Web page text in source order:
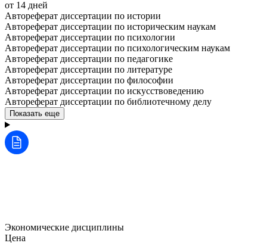
от 14 дней
Автореферат диссертации по истории
Автореферат диссертации по историческим наукам
Автореферат диссертации по психологии
Автореферат диссертации по психологическим наукам
Автореферат диссертации по педагогике
Автореферат диссертации по литературе
Автореферат диссертации по философии
Автореферат диссертации по искусствоведению
Автореферат диссертации по библиотечному делу
Показать еще
Экономические дисциплины
Цена